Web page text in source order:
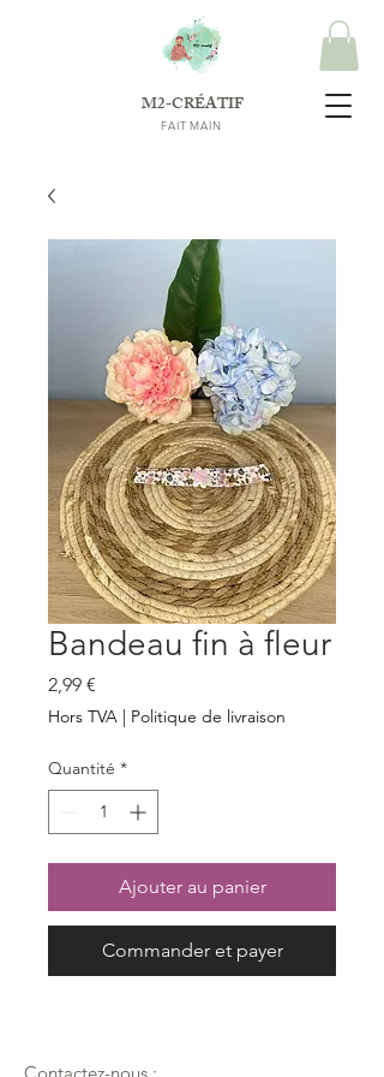
M2-CRÉATIF
FAIT MAIN
Bandeau fin à fleur
2,99 €
Hors TVA | Politique de livraison
Quantité *
Ajouter au panier
Commander et payer